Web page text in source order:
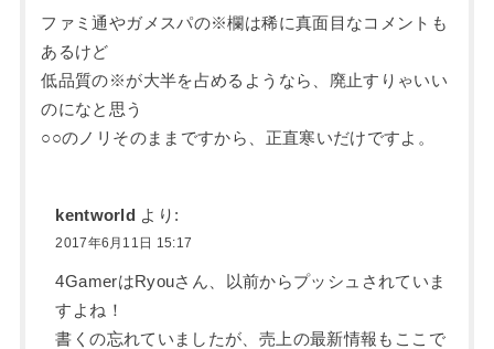
ファミ通やガメスパの※欄は稀に真面目なコメントも
あるけど
低品質の※が大半を占めるようなら、廃止すりゃいい
のになと思う
○○のノリそのままですから、正直寒いだけですよ。
kentworld より:
2017年6月11日 15:17
4GamerはRyouさん、以前からプッシュされていま
すよね！
書くの忘れていましたが、売上の最新情報もここで